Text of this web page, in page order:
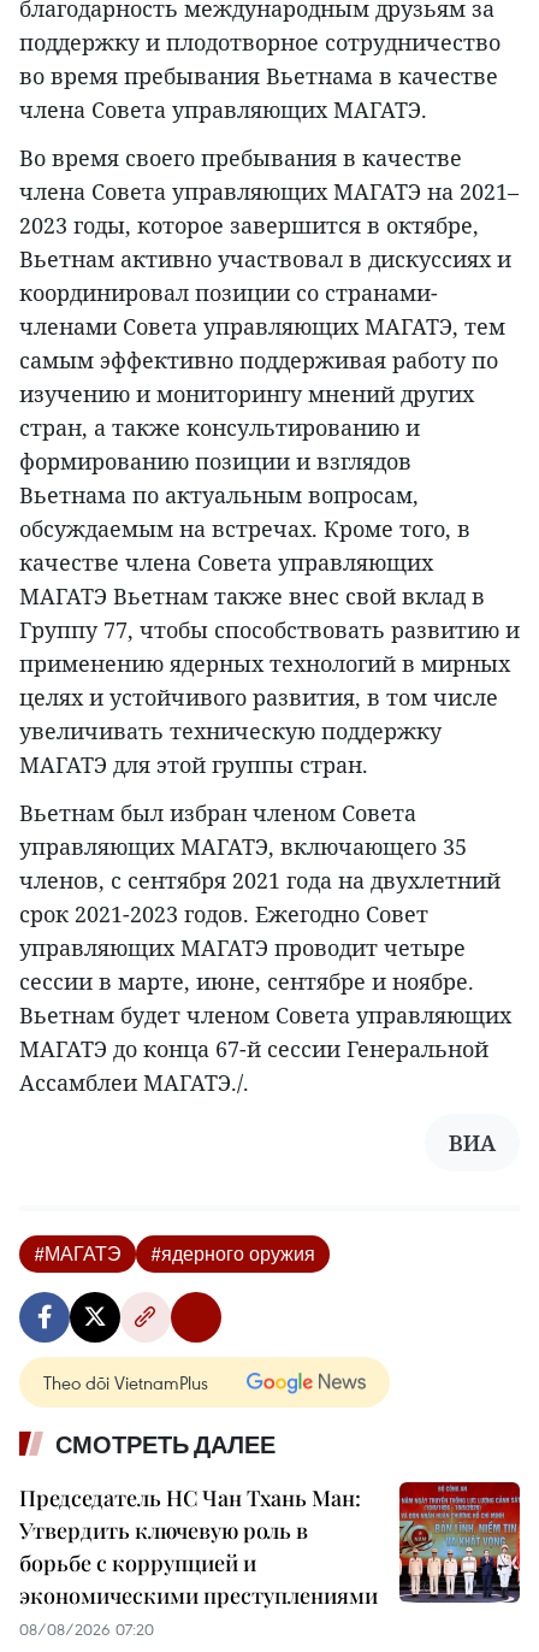
благодарность международным друзьям за
поддержку и плодотворное сотрудничество
во время пребывания Вьетнама в качестве
члена Совета управляющих МАГАТЭ.
Во время своего пребывания в качестве
члена Совета управляющих МАГАТЭ на 2021–
2023 годы, которое завершится в октябре,
Вьетнам активно участвовал в дискуссиях и
координировал позиции со странами-
членами Совета управляющих МАГАТЭ, тем
самым эффективно поддерживая работу по
изучению и мониторингу мнений других
стран, а также консультированию и
формированию позиции и взглядов
Вьетнама по актуальным вопросам,
обсуждаемым на встречах. Кроме того, в
качестве члена Совета управляющих
МАГАТЭ Вьетнам также внес свой вклад в
Группу 77, чтобы способствовать развитию и
применению ядерных технологий в мирных
целях и устойчивого развития, в том числе
увеличивать техническую поддержку
МАГАТЭ для этой группы стран.
Вьетнам был избран членом Совета
управляющих МАГАТЭ, включающего 35
членов, с сентября 2021 года на двухлетний
срок 2021-2023 годов. Ежегодно Совет
управляющих МАГАТЭ проводит четыре
сессии в марте, июне, сентябре и ноябре.
Вьетнам будет членом Совета управляющих
МАГАТЭ до конца 67-й сессии Генеральной
Ассамблеи МАГАТЭ./.
ВИА
#МАГАТЭ #ядерного оружия
Theo dõi VietnamPlus
СМОТРЕТЬ ДАЛЕЕ
Председатель НС Чан Тхань Ман:
Утвердить ключевую роль в
борьбе с коррупцией и
экономическими преступлениями
08/08/2026 07:20